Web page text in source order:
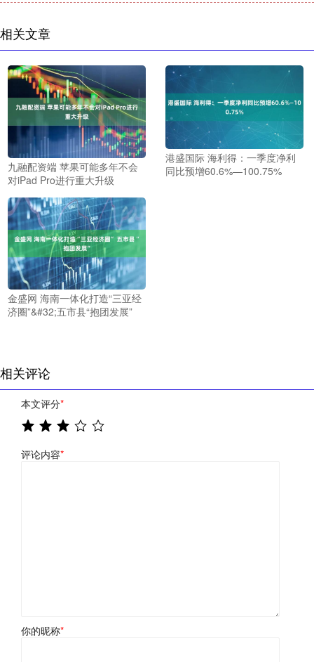
相关文章
九融配资端 苹果可能多年不会
对iPad Pro进行重大升级
港盛国际 海利得：一季度净利
同比预增60.6%—100.75%
金盛网 海南一体化打造“三亚经
济圈”&#32;五市县“抱团发展”
相关评论
本文评分*
评论内容*
你的昵称*